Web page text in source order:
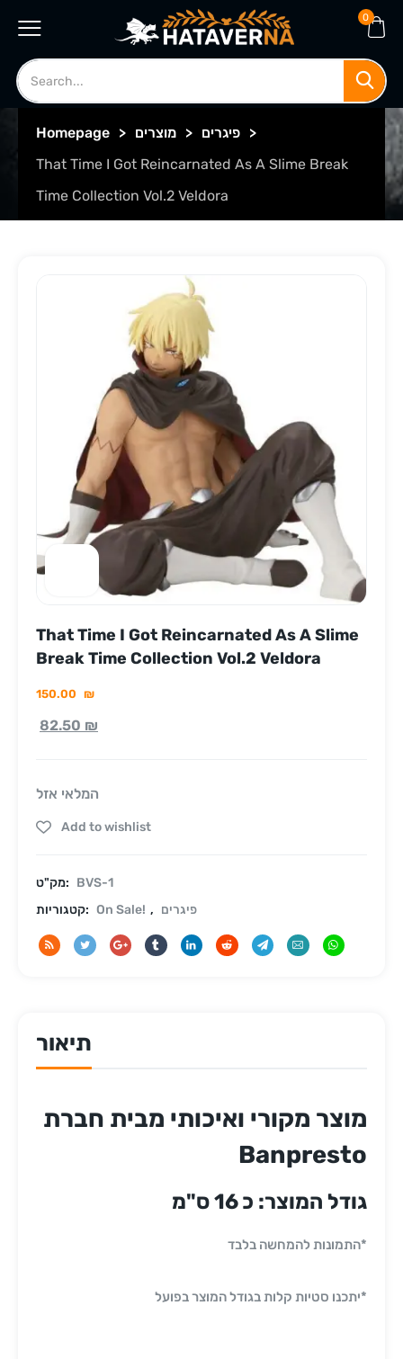
0
Homepage > מוצרים > פיגרים >
That Time I Got Reincarnated As A Slime Break
Time Collection Vol.2 Veldora
That Time I Got Reincarnated As A Slime
Break Time Collection Vol.2 Veldora
150.00 ₪
82.50 ₪
המלאי אזל
Add to wishlist
מק"ט: BVS-1
קטגוריות: On Sale! , פיגרים
תיאור
מוצר מקורי ואיכותי מבית חברת
Banpresto
גודל המוצר: כ 16 ס"מ
*התמונות להמחשה בלבד
*יתכנו סטיות קלות בגודל המוצר בפועל